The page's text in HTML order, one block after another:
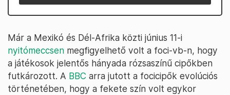
Már a Mexikó és Dél-Afrika közti június 11-i
nyitómeccsen megfigyelhető volt a foci-vb-n, hogy
a játékosok jelentős hányada rózsaszínű cipőkben
futkározott. A BBC arra jutott a focicipők evolúciós
történetében, hogy a fekete szín volt egykor